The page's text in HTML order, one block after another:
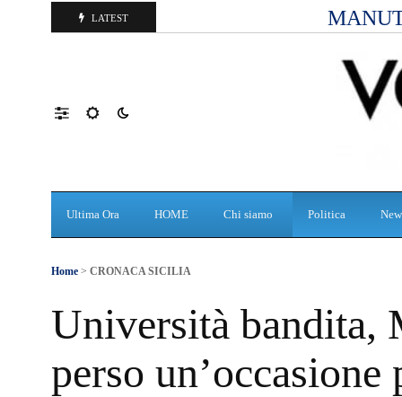
LATEST
Ultima Ora HOME Chi siamo Politica
Home > CRONACA SICILIA
Università bandita,
perso un’occasione